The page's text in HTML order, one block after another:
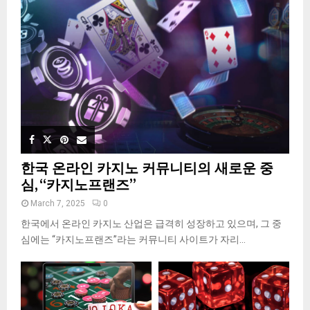
한국 온라인 카지노 커뮤니티의 새로운 중
심, “카지노프랜즈”
March 7, 2025 0
한국에서 온라인 카지노 산업은 급격히 성장하고 있으며, 그 중
심에는 “카지노프랜즈”라는 커뮤니티 사이트가 자리...